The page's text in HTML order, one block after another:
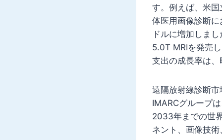
す。例えば、米
体医用画像診断
ドルに増加しま
5.0T MRIを発売
支出の成長率は
遠隔放射線診断
IMARCグループ
2033年までの世
ネント、画像技